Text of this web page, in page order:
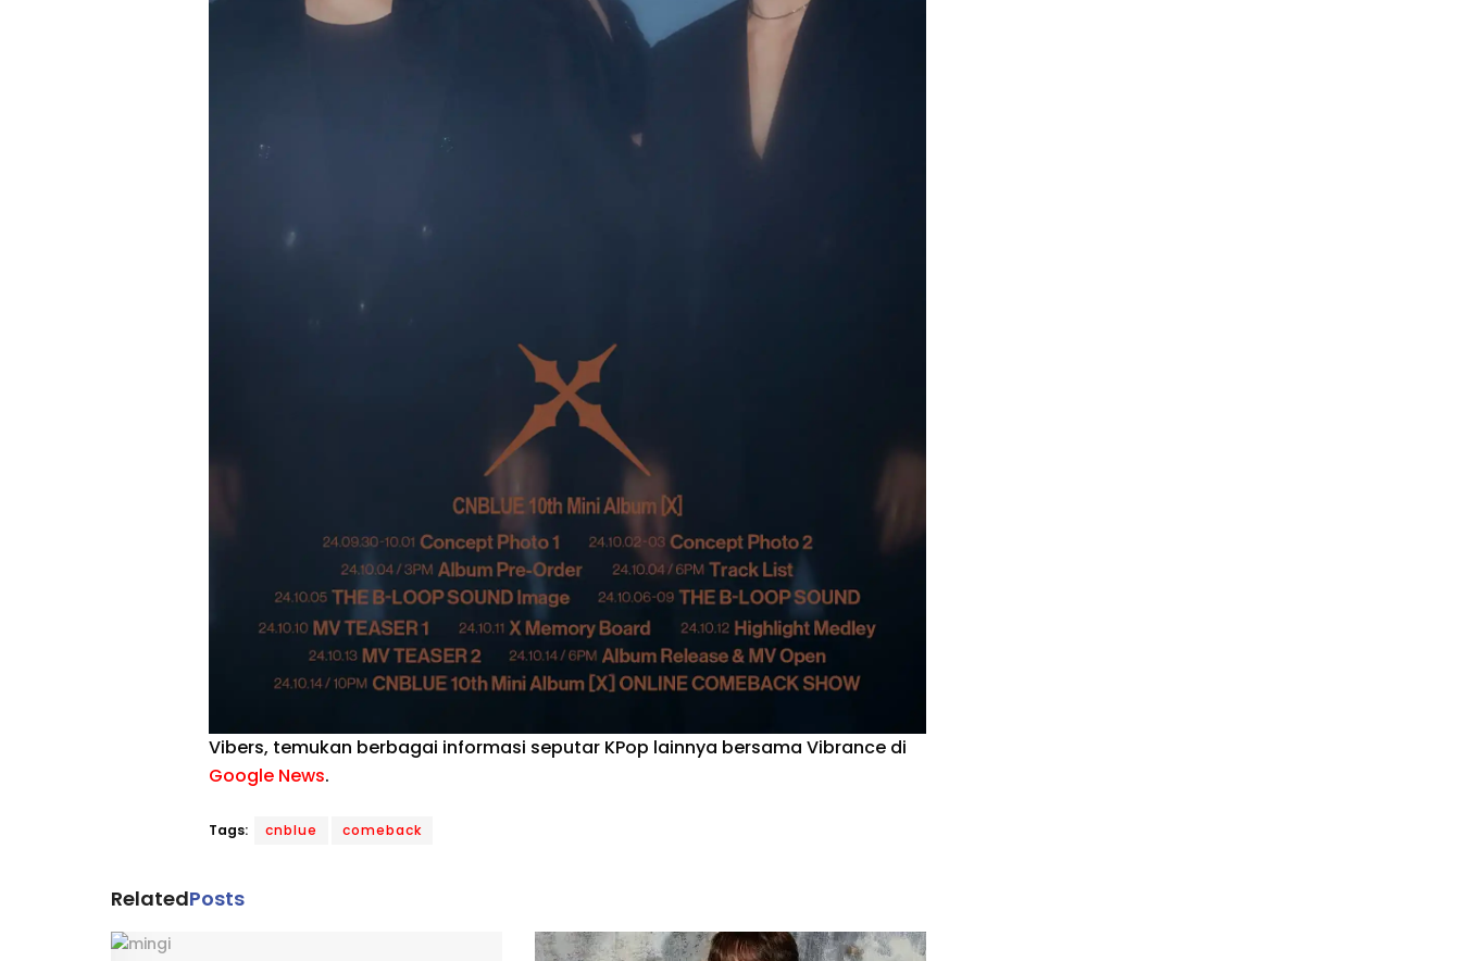
Vibers, temukan berbagai informasi seputar KPop lainnya bersama Vibrance di
Google News.
Tags: cnblue comeback
RelatedPosts